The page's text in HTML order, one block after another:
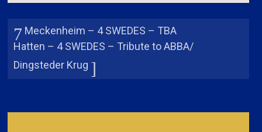
Meckenheim – 4 SWEDES – TBA
Hatten – 4 SWEDES – Tribute to ABBA/
Dingsteder Krug